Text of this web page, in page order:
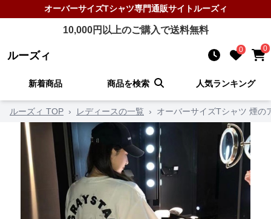
オーバーサイズTシャツ専門通販サイトルーズィ
10,000円以上のご購入で送料無料
ルーズィ 0 0
新着商品 商品を検索 人気ランキング
ルーズィ TOP › レディースの一覧 › オーバーサイズTシャツ 煙の